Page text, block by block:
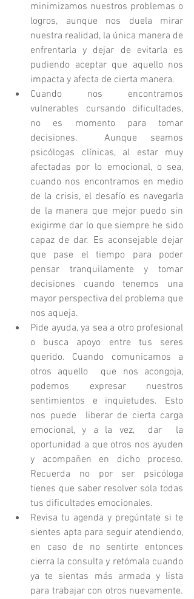
minimizamos nuestros problemas o
logros, aunque nos duela mirar
nuestra realidad, la única manera de
enfrentarla y dejar de evitarla es
pudiendo aceptar que aquello nos
impacta y afecta de cierta manera.
Cuando nos encontramos
vulnerables cursando dificultades,
no es momento para tomar
decisiones.  Aunque seamos
psicólogas clínicas, al estar muy
afectadas por lo emocional, o sea,
cuando nos encontramos en medio
de la crisis, el desafío es navegarla
de la manera que mejor puedo sin
exigirme dar lo que siempre he sido
capaz de dar. Es aconsejable dejar
que pase el tiempo para poder
pensar tranquilamente y tomar
decisiones cuando tenemos una
mayor perspectiva del problema que
nos aqueja.
Pide ayuda, ya sea a otro profesional
o busca apoyo entre tus seres
querido. Cuando comunicamos a
otros aquello  que nos acongoja,
podemos expresar nuestros
sentimientos e inquietudes. Esto
nos puede  liberar de cierta carga
emocional, y a la vez,  dar  la
oportunidad a que otros nos ayuden
y acompañen en dicho proceso.
Recuerda no por ser psicóloga
tienes que saber resolver sola todas
tus dificultades emocionales.
Revisa tu agenda y pregúntate si te
sientes apta para seguir atendiendo,
en caso de no sentirte entonces
cierra la consulta y retómala cuando
ya te sientas más armada y lista
para trabajar con otros nuevamente.